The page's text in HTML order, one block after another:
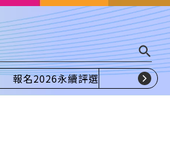
報名2026永續評選